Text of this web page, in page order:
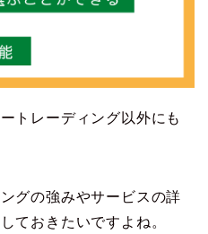
トレーディング以外にも
グの強みやサービスの詳
ておきたいですよね。